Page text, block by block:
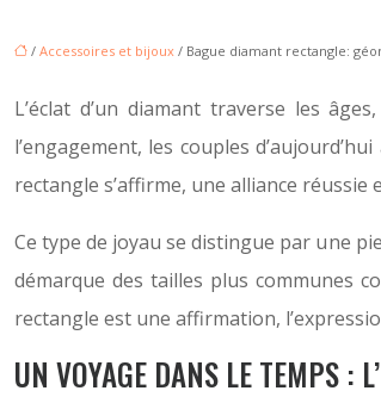
/ Accessoires et bijoux / Bague diamant rectangle:
L’éclat d’un diamant traverse les
l’engagement, les couples
rectangle s’affirme, une alliance
Ce type de joyau se distingue par une
démarque des tailles plus communes
rectangle est une affirmation,
UN VOYAGE DANS LE TEMPS :